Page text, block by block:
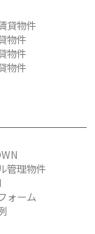
貸物件
物件
物件
物件
管理物件
ォーム